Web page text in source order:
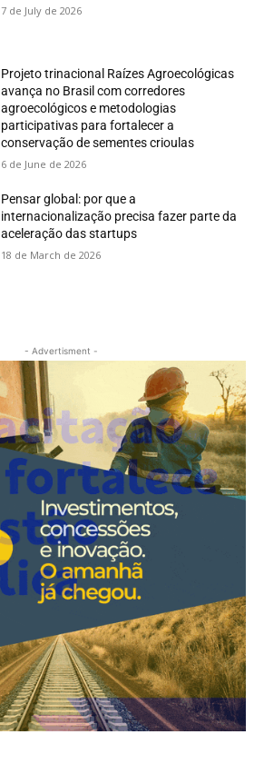
7 de July de 2026
Projeto trinacional Raízes Agroecológicas
avança no Brasil com corredores
agroecológicos e metodologias
participativas para fortalecer a
conservação de sementes crioulas
6 de June de 2026
Pensar global: por que a
internacionalização precisa fazer parte da
aceleração das startups
18 de March de 2026
- Advertisment -